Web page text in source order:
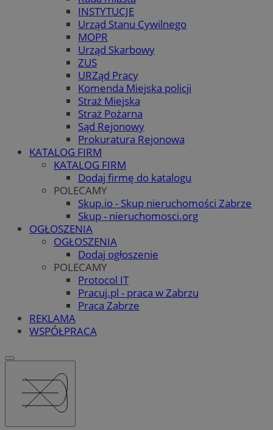
INSTYTUCJE
Urząd Stanu Cywilnego
MOPR
Urząd Skarbowy
ZUS
URZąd Pracy
Komenda Miejska policji
Straż Miejska
Straż Pożarna
Sąd Rejonowy
Prokuratura Rejonowa
KATALOG FIRM
KATALOG FIRM
Dodaj firmę do katalogu
POLECAMY
Skup.io - Skup nieruchomości Zabrze
Skup - nieruchomosci.org
OGŁOSZENIA
OGŁOSZENIA
Dodaj ogłoszenie
POLECAMY
Protocol IT
Pracuj.pl - praca w Zabrzu
Praca Zabrze
REKLAMA
WSPÓŁPRACA